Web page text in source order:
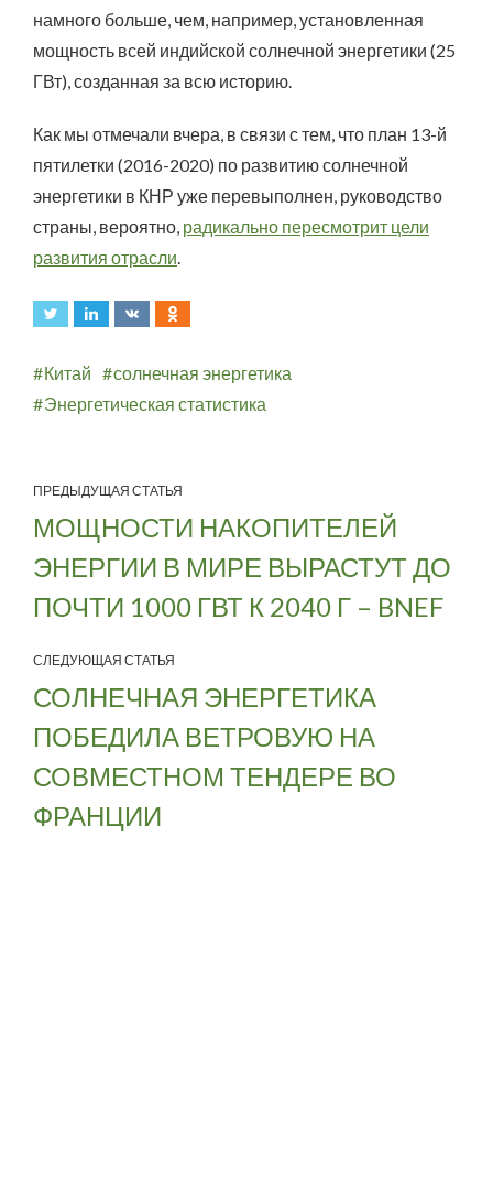
намного больше, чем, например, установленная
мощность всей индийской солнечной энергетики (25
ГВт), созданная за всю историю.
Как мы отмечали вчера, в связи с тем, что план 13-й
пятилетки (2016-2020) по развитию солнечной
энергетики в КНР уже перевыполнен, руководство
страны, вероятно, радикально пересмотрит цели
развития отрасли.
Китай
солнечная энергетика
Энергетическая статистика
ПРЕДЫДУЩАЯ СТАТЬЯ
МОЩНОСТИ НАКОПИТЕЛЕЙ
ЭНЕРГИИ В МИРЕ ВЫРАСТУТ ДО
ПОЧТИ 1000 ГВТ К 2040 Г – BNEF
СЛЕДУЮЩАЯ СТАТЬЯ
СОЛНЕЧНАЯ ЭНЕРГЕТИКА
ПОБЕДИЛА ВЕТРОВУЮ НА
СОВМЕСТНОМ ТЕНДЕРЕ ВО
ФРАНЦИИ